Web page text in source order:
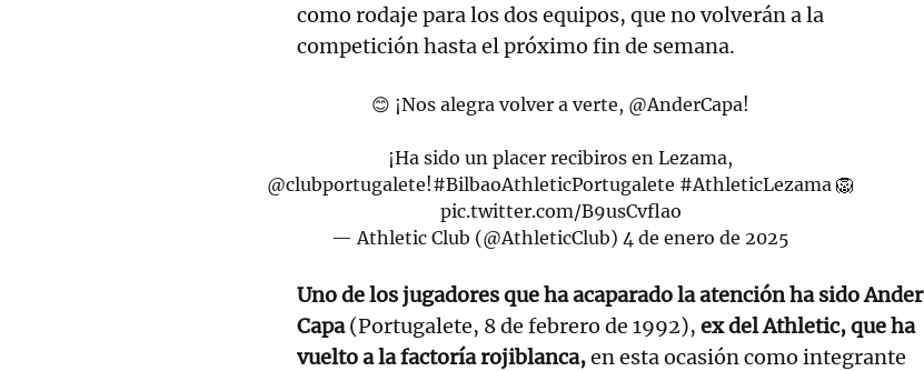
como rodaje para los dos equipos, que no volverán a la
competición hasta el próximo fin de semana.
😊 ¡Nos alegra volver a verte, @AnderCapa!
¡Ha sido un placer recibiros en Lezama,
@clubportugalete!#BilbaoAthleticPortugalete #AthleticLezama 🦁
pic.twitter.com/B9usCvflao
— Athletic Club (@AthleticClub) 4 de enero de 2025
Uno de los jugadores que ha acaparado la atención ha sido Ander
Capa(Portugalete, 8 de febrero de 1992), ex del Athletic, que ha
vuelto a la factoría rojiblanca,en esta ocasión como integrante